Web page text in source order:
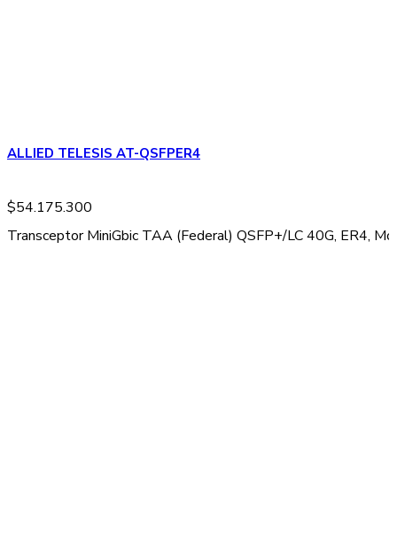
ALLIED TELESIS AT-QSFPER4
$54.175.300
Transceptor MiniGbic TAA (Federal) QSFP+/LC 40G, ER4,